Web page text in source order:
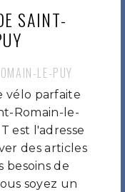
SAINT-
LE-PUY
vélo parfaite
Romain-le-
est l'adresse
des articles
besoins de
soyez un